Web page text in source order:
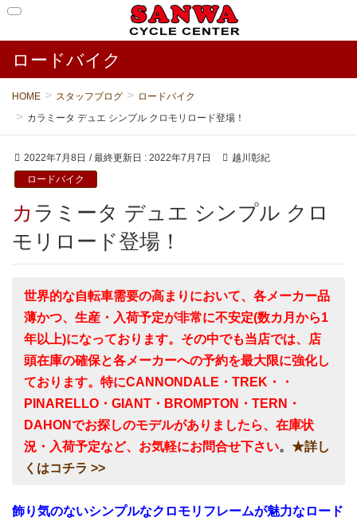
ロードバイク
HOME スタッフブログ
ロードバイク
カラミータ デュエ シンプル クロモリロード登場！
2022年7月8日 / 最終更新日 : 2022年7月7日
越川彰紀
ロードバイク
カラミータ デュエ シンプル クロ
モリロード登場！
世界的な自転車需要の高まりにおいて、各メーカー品
薄かつ、生産・入荷予定が非常に不安定(数カ月から1
年以上)になっております。その中でも当店では、店
頭在庫の確保と各メーカーへの予約を最大限に強化し
ております。特にCANNONDALE・TREK・・
PINARELLO・GIANT・BROMPTON・TERN・
DAHONでお探しのモデルがありましたら、在庫状
況・入荷予定など、お気軽にお問合せ下さい。 ★詳し
くはコチラ >>
飾り気のないシンプルなクロモリフレームが魅力なロード